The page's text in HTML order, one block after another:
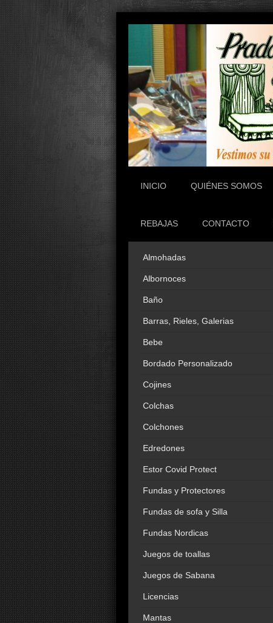
INICIO QUIÉNES SOMOS
REBAJAS CONTACTO
Almohadas
Albornoces
Baño
Barras, Rieles, Galerias
Bebe
Bordado Personalizado
Cojines
Colchas
Colchones
Edredones
Estor Covid Protect
Fundas y Protectores
Fundas de sofa y Silla
Fundas Nordicas
Juegos de toallas
Juegos de Sabana
Licencias
Mantas